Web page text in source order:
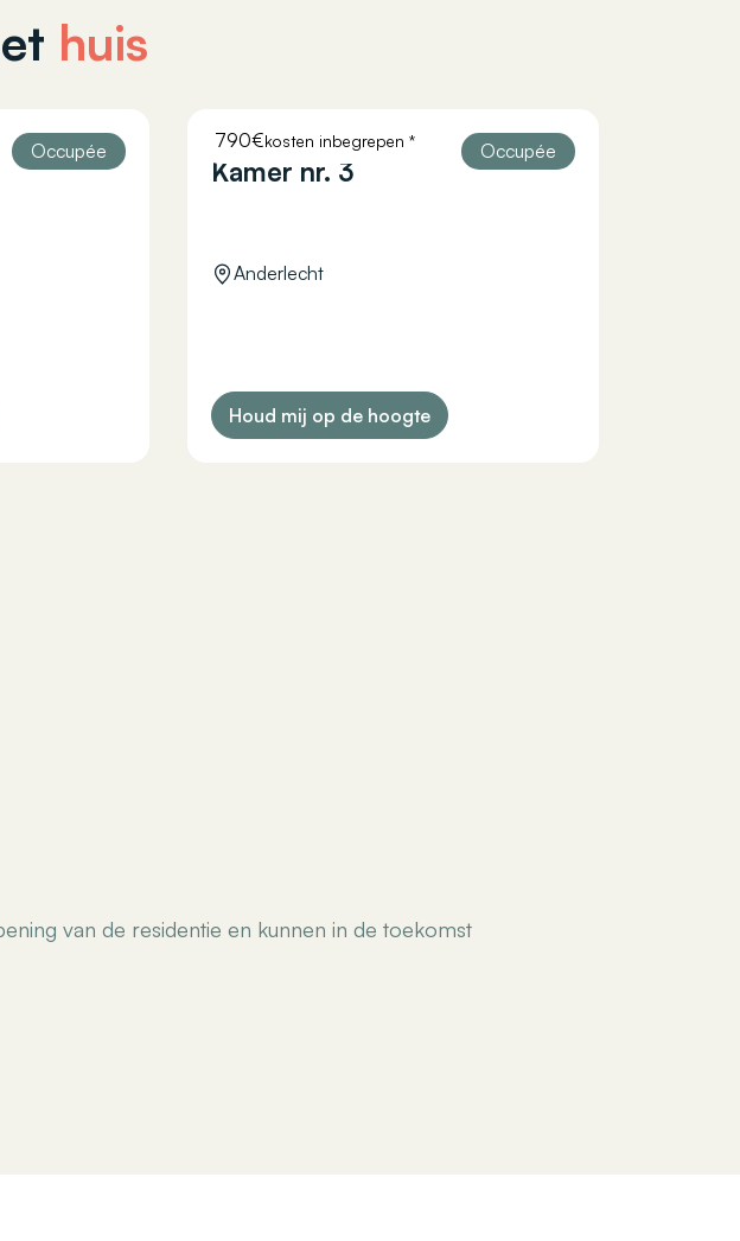
huis
Occupée 790€kosten inbegrepen *
HELLEBAUT 26
Kamer nr. 3
Occupée
Anderlecht
Houd mij op de hoogte
van de residentie en kunnen in de toekomst